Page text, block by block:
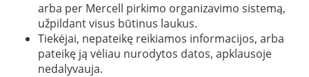
arba per Mercell pirkimo organizavimo sistemą,
užpildant visus būtinus laukus.
Tiekėjai, nepateikę reikiamos informacijos, arba
pateikę ją vėliau nurodytos datos, apklausoje
nedalyvauja.